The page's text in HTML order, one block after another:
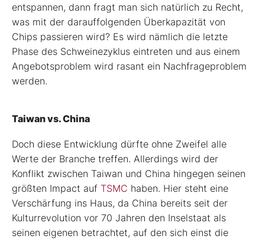
entspannen, dann fragt man sich natürlich zu Recht,
was mit der darauffolgenden Überkapazität von
Chips passieren wird? Es wird nämlich die letzte
Phase des Schweinezyklus eintreten und aus einem
Angebotsproblem wird rasant ein Nachfrageproblem
werden.
Taiwan vs. China
Doch diese Entwicklung dürfte ohne Zweifel alle
Werte der Branche treffen. Allerdings wird der
Konflikt zwischen Taiwan und China hingegen seinen
größten Impact auf TSMC haben. Hier steht eine
Verschärfung ins Haus, da China bereits seit der
Kulturrevolution vor 70 Jahren den Inselstaat als
seinen eigenen betrachtet, auf den sich einst die